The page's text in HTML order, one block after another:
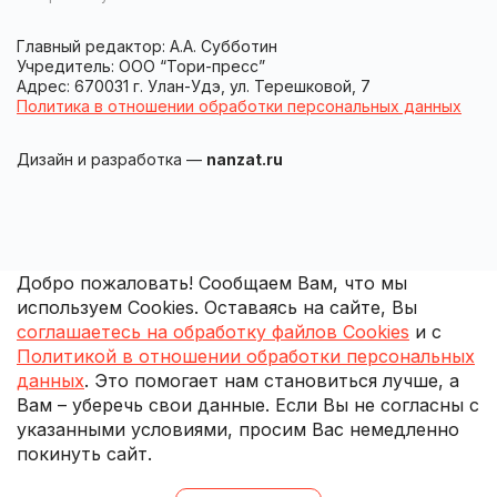
Главный редактор: А.А. Субботин
Учредитель: ООО “Тори-пресс”
Адрес: 670031 г. Улан-Удэ, ул. Терешковой, 7
Политика в отношении обработки персональных данных
Дизайн и разработка — nanzat.ru
Добро пожаловать! Сообщаем Вам, что мы
используем Cookies. Оставаясь на сайте, Вы
соглашаетесь на обработку файлов Cookies и с
Политикой в отношении обработки персональных
данных. Это помогает нам становиться лучше, а
Вам – уберечь свои данные. Если Вы не согласны с
указанными условиями, просим Вас немедленно
покинуть сайт.